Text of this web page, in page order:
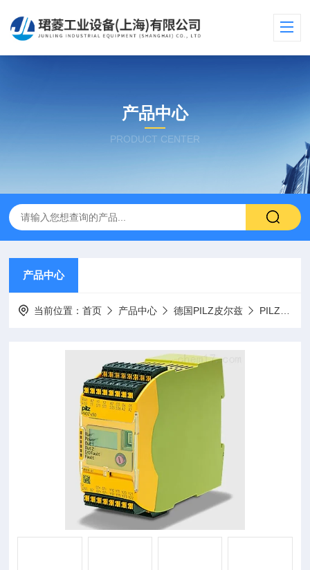
产品中心
PRODUCT CENTER
产品中心
当前位置：首页 产品中心 德国PILZ皮尔兹 PILZ继电器